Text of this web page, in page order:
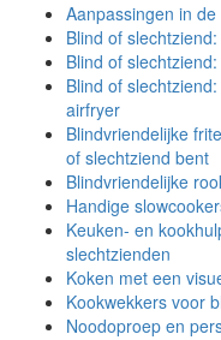
Aanpassingen in
Blind of
Blind of
Blind of
airfryer
Blindvriendelijke
of slechtziend bent
Blindvriendelijke
Handige
Keuken- en
slechtzienden
Koken met een
Kookwekkers voor
Noodoproep en